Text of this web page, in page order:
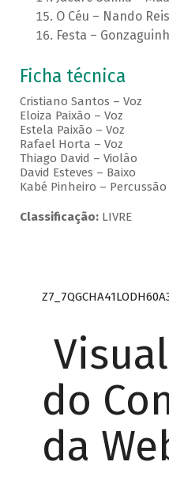
O Céu – Nando
Festa –
Ficha técnica
Cristiano Santos – Voz
Eloiza Paixão – Voz
Estela Paixão – Voz
Rafael Horta – Voz
Thiago David – Violão
David Esteves – Baixo
Kabé Pinheiro – Percussão
Classificação:LIVRE
do
da